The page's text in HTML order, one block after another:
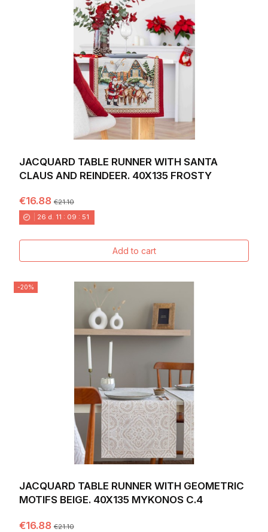
JACQUARD TABLE RUNNER WITH SANTA
CLAUS AND REINDEER. 40X135 FROSTY
€16.88€21.10
26 d. 11 : 09 : 49
Add to cart
-20%
JACQUARD TABLE RUNNER WITH GEOMETRIC
MOTIFS BEIGE. 40X135 MYKONOS C.4
€16.88€21.10